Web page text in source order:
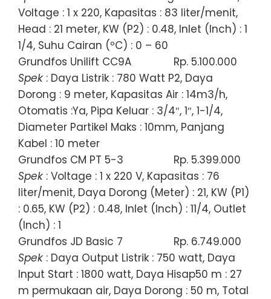
Voltage : 1 x 220, Kapasitas : 83 liter/menit,
Head : 21 meter, KW (P2) : 0.48, Inlet (Inch) : 1
1/4, Suhu Cairan (ºC) : 0 – 60
Grundfos Unilift CC9A
Rp. 5.100.000
Spek : Daya Listrik : 780 Watt P2, Daya
Dorong : 9 meter, Kapasitas Air : 14m3/h,
Otomatis :Ya, Pipa Keluar : 3/4″, 1″, 1-1/4,
Diameter Partikel Maks : 10mm, Panjang
Kabel : 10 meter
Grundfos CM PT 5-3
Rp. 5.399.000
Spek : Voltage : 1 x 220 V, Kapasitas : 76
liter/menit, Daya Dorong (Meter) : 21, KW (P1)
: 0.65, KW (P2) : 0.48, Inlet (Inch) : 11/4, Outlet
(Inch) : 1
Grundfos JD Basic 7
Rp. 6.749.000
Spek : Daya Output Listrik : 750 watt, Daya
Input Start : 1800 watt, Daya Hisap50 m : 27
m permukaan air, Daya Dorong : 50 m, Total